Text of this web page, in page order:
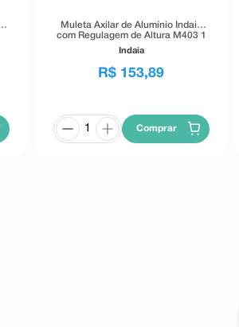
Muleta Axilar de Alumínio Indaiá
com Regulagem de Altura M403 1
Par
Indaia
R$ 153,89
Comprar